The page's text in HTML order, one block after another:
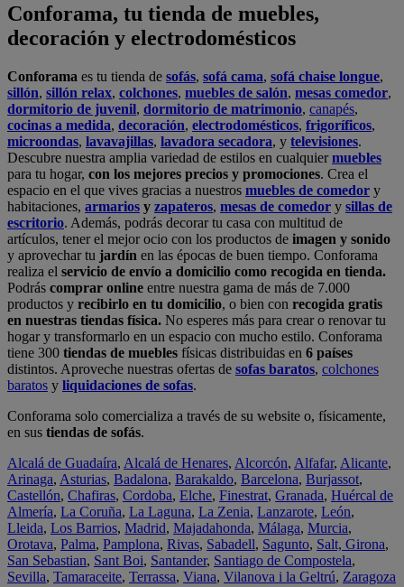
Conforama, tu tienda de muebles,
decoración y electrodomésticos
Conforama es tu tienda de sofás, sofá cama, sofá chaise longue,
sillón, sillón relax, colchones, muebles de salón, mesas comedor,
dormitorio de juvenil, dormitorio de matrimonio, canapés,
cocinas a medida, decoración, electrodomésticos, frigoríficos,
microondas, lavavajillas, lavadora secadora, y televisiones.
Descubre nuestra amplia variedad de estilos en cualquiermuebles
para tu hogar, con los mejores precios y promociones. Crea el
espacio en el que vives gracias a nuestros muebles de comedor y
habitaciones, armarios y zapateros, mesas de comedor y sillas de
escritorio. Además, podrás decorar tu casa con multitud de
artículos, tener el mejor ocio con los productos de imagen y sonido
y aprovechar tu jardín en las épocas de buen tiempo. Conforama
realiza el servicio de envío a domicilio como recogida en tienda.
Podrás comprar online entre nuestra gama de más de 7.000
productos y recibirlo en tu domicilio, o bien con recogida gratis
en nuestras tiendas física. No esperes más para crear o renovar tu
hogar y transformarlo en un espacio con mucho estilo. Conforama
tiene 300 tiendas de muebles físicas distribuidas en 6 países
distintos. Aproveche nuestras ofertas de sofas baratos, colchones
baratos y liquidaciones de sofas.
Conforama solo comercializa a través de su website o, físicamente,
en sus tiendas de sofás.
Alcalá de Guadaíra, Alcalá de Henares, Alcorcón, Alfafar, Alicante,
Arinaga, Asturias, Badalona, Barakaldo, Barcelona, Burjassot,
Castellón, Chafiras, Cordoba, Elche, Finestrat, Granada, Huércal de
Almería, La Coruña, La Laguna, La Zenia, Lanzarote, León,
Lleida, Los Barrios, Madrid, Majadahonda, Málaga, Murcia,
Orotava, Palma, Pamplona, Rivas, Sabadell, Sagunto, Salt, Girona,
San Sebastian, Sant Boi, Santander, Santiago de Compostela,
Sevilla, Tamaraceite, Terrassa, Viana, Vilanova i la Geltrú, Zaragoza